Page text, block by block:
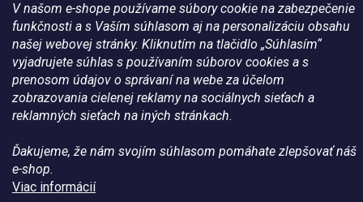
V našom e-shope používame súbory cookie na zabezpečenie
funkčnosti a s Vaším súhlasom aj na personalizáciu obsahu
našej webovej stránky. Kliknutím na tlačidlo „Súhlasím“
vyjadrujete súhlas s používaním súborov cookies a s
prenosom údajov o správaní na webe za účelom
zobrazovania cielenej reklamy na sociálnych sieťach a
reklamných sieťach na iných stránkach.
Ďakujeme, že nám svojím súhlasom pomáhate zlepšovať náš
e-shop.
Viac informácií
Vytvoril Shoptet
Copyright 2026 Všetko pre vaše kone - WateHorse.sk . Všetky
práva vyhradené.